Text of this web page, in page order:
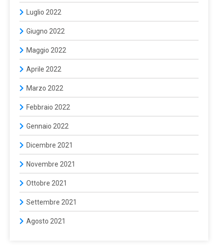
Luglio 2022
Giugno 2022
Maggio 2022
Aprile 2022
Marzo 2022
Febbraio 2022
Gennaio 2022
Dicembre 2021
Novembre 2021
Ottobre 2021
Settembre 2021
Agosto 2021